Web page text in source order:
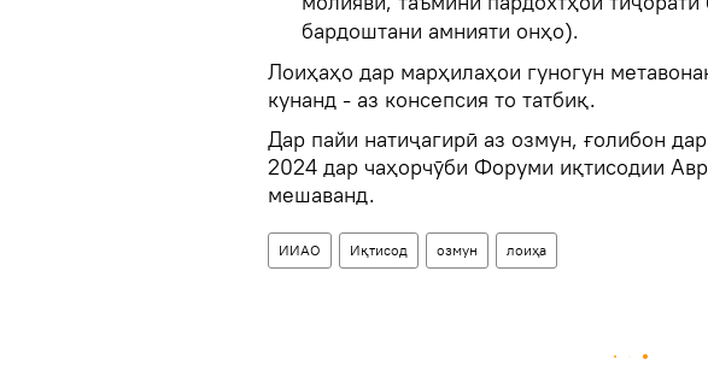
бардоштани амнияти онҳо).
Лоиҳаҳо дар марҳилаҳои гуногун
кунанд - аз консепсия то татбиқ.
Дар пайи натиҷагирӣ аз озмун, ғолибон
2024 дар чаҳорчӯби Форуми иқтисодии
мешаванд.
ИИАО Иқтисод озмун лоиҳа